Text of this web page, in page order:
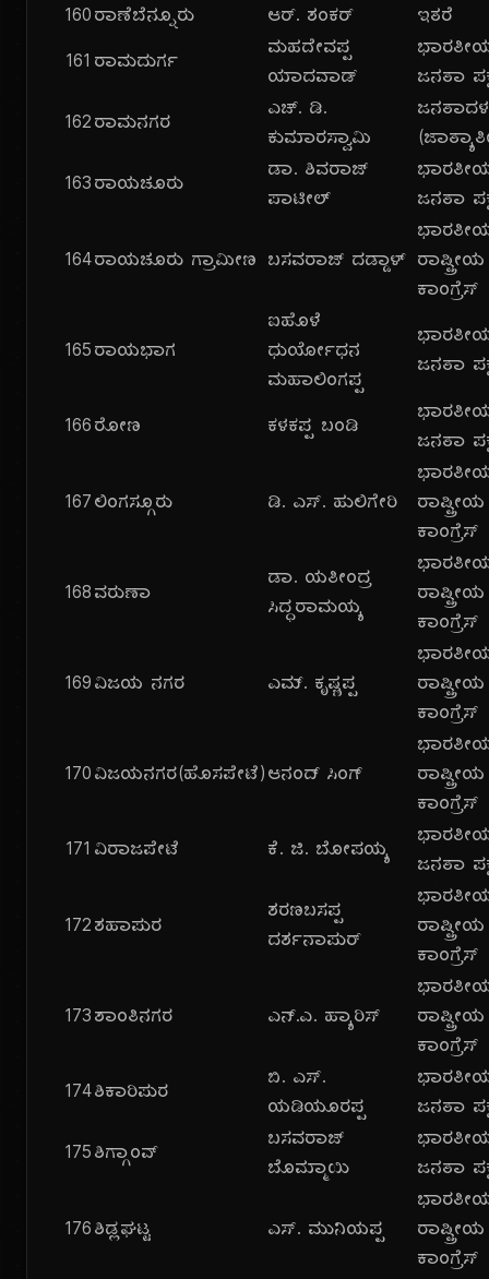
160ರಾಣೆಬೆನ್ನೂರು ಆರ್. ಶಂಕರ್
ಇತರೆ
161 ರಾಮದುರ್ಗ
ಮಹದೇವಪ್ಪ
ಯಾದವಾಡ್
ಜನತಾ
162ರಾಮನಗರ
ಎಚ್. ಡಿ.
ಕುಮಾರಸ್ವಾಮಿ
ಜನತಾದಳ
163ರಾಯಚೂರು
ಡಾ. ಶಿವರಾಜ್
ಪಾಟೀಲ್
ಜನತಾ
164ರಾಯಚೂರು ಗ್ರಾಮೀಣ ಬಸವರಾಜ್ ದಡ್ಡಾಳ್ ರಾಷ್ಟ್ರೀಯ
ಕಾಂಗ್ರೆಸ್
165ರಾಯಭಾಗ
ಐಹೊಳೆ
ಧುರ್ಯೋಧನ
ಮಹಾಲಿಂಗಪ್ಪ
ಜನತಾ
166ರೋಣ ಕಳಕಪ್ಪ ಬಂಡಿ
ಜನತಾ
167ಲಿಂಗಸ್ಗೂರು ಡಿ. ಎಸ್. ಹುಲಿಗೇರಿ
ರಾಷ್ಟ್ರೀಯ
ಕಾಂಗ್ರೆಸ್
168ವರುಣಾ
ಡಾ. ಯತೀಂದ್ರ
ಸಿದ್ಧರಾಮಯ್ಯ
ರಾಷ್ಟ್ರೀಯ
ಕಾಂಗ್ರೆಸ್
169ವಿಜಯ ನಗರ ಎಮ್. ಕೃಷ್ಣಪ್ಪ
ರಾಷ್ಟ್ರೀಯ
ಕಾಂಗ್ರೆಸ್
170ವಿಜಯನಗರ(ಹೊಸಪೇಟೆ)ಆನಂದ್ ಸಿಂಗ್
ರಾಷ್ಟ್ರೀಯ
ಕಾಂಗ್ರೆಸ್
171 ವಿರಾಜಪೇಟೆ ಕೆ. ಜಿ. ಬೋಪಯ್ಯ
ಜನತಾ
172ಶಹಾಪುರ
ಶರಣಬಸಪ್ಪ
ದರ್ಶನಾಪುರ್
ರಾಷ್ಟ್ರೀಯ
ಕಾಂಗ್ರೆಸ್
173ಶಾಂತಿನಗರ ಎನ್.ಎ. ಹ್ಯಾರಿಸ್
ರಾಷ್ಟ್ರೀಯ
ಕಾಂಗ್ರೆಸ್
174ಶಿಕಾರಿಪುರ
ಬಿ. ಎಸ್.
ಯಡಿಯೂರಪ್ಪ
ಜನತಾ
175ಶಿಗ್ಗಾಂವ್
ಬಸವರಾಜ್
ಬೊಮ್ಮಾಯಿ
ಜನತಾ
176ಶಿಡ್ಲಘಟ್ಟ ಎಸ್. ಮುನಿಯಪ್ಪ
ರಾಷ್ಟ್ರೀಯ
ಕಾಂಗ್ರೆಸ್